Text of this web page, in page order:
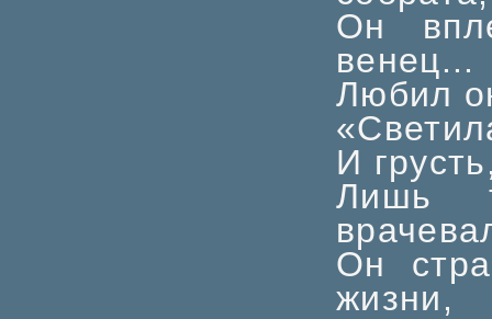
Он
венец...
Любил
И
Лишь
Он
жизни,